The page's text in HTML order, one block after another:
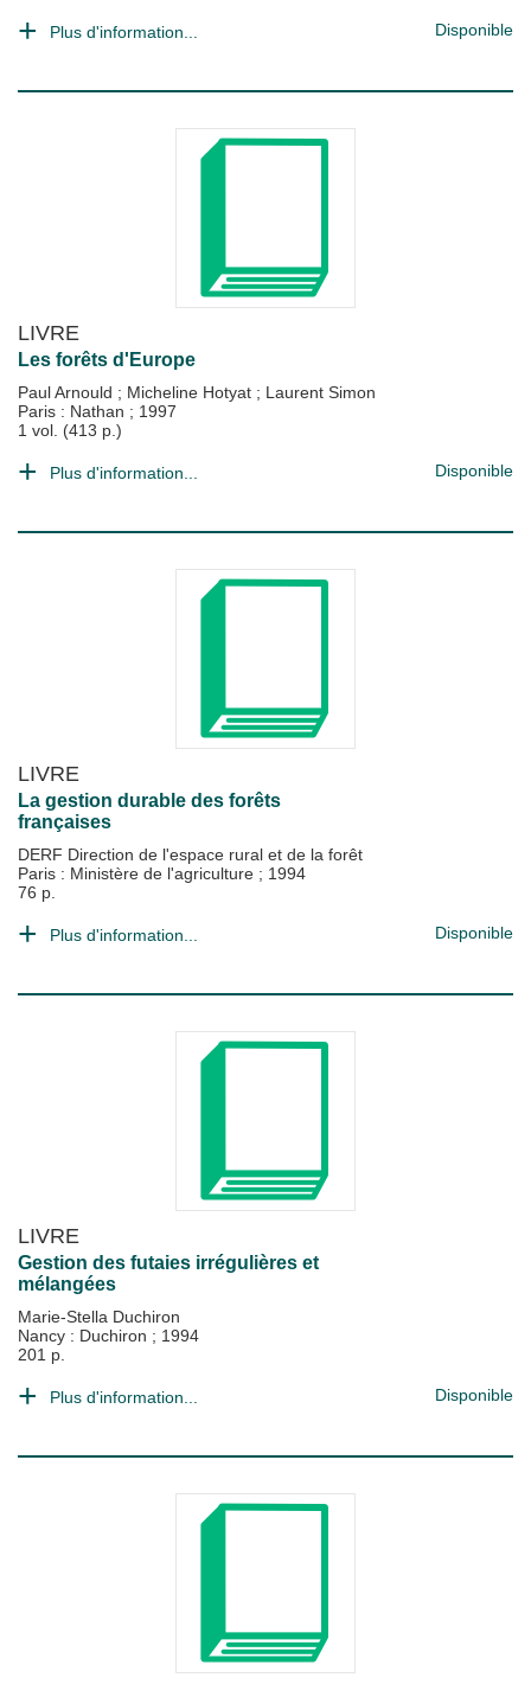
Plus d'information... Disponible
LIVRE
Les forêts d'Europe
Paul Arnould ; Micheline Hotyat ; Laurent Simon
Paris : Nathan ; 1997
1 vol. (413 p.)
Plus d'information... Disponible
LIVRE
La gestion durable des forêts
françaises
DERF Direction de l'espace rural et de la forêt
Paris : Ministère de l'agriculture ; 1994
76 p.
Plus d'information... Disponible
LIVRE
Gestion des futaies irrégulières et
mélangées
Marie-Stella Duchiron
Nancy : Duchiron ; 1994
201 p.
Plus d'information... Disponible